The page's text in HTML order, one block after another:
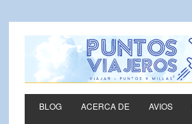
BLOG ACERCA DE AVIOS